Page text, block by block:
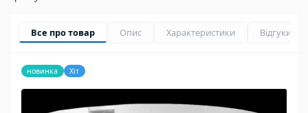
Все про товар Опис Характеристики Відгуки
новинка Хіт